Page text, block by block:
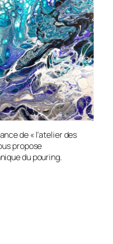
de « l’atelier des
propose
du pouring.